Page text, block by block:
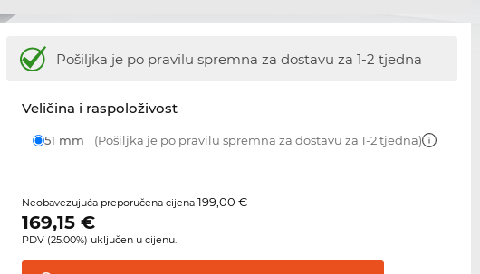
Pošiljka je po pravilu spremna za dostavuza 1-2 tjedna
Veličina i raspoloživost
51 mm (Pošiljka je po pravilu spremna za dostavu za 1-2 tjedna)
Neobavezujuća preporučena cijena199,00 €
169,15 €
PDV (25.00%) uključen u cijenu.